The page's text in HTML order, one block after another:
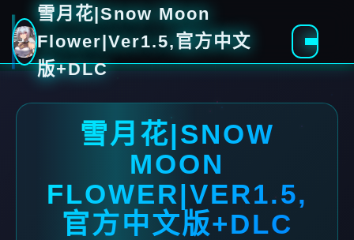
雪月花|Snow Moon
Flower|Ver1.5,官方中文
版+DLC
雪月花|SNOW
MOON
FLOWER|VER1.5,
官方中文版+DLC